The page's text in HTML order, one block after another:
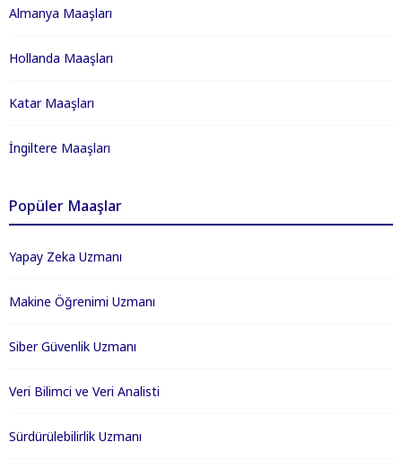
Almanya Maaşları
Hollanda Maaşları
Katar Maaşları
İngiltere Maaşları
Popüler Maaşlar
Yapay Zeka Uzmanı
Makine Öğrenimi Uzmanı
Siber Güvenlik Uzmanı
Veri Bilimci ve Veri Analisti
Sürdürülebilirlik Uzmanı